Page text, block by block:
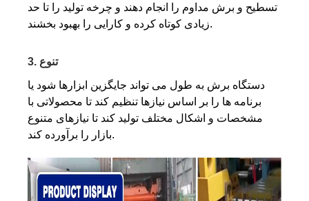
تسطیح و برش مداوم را انجام دهند و چرخه تولید را تا حد
زیادی کوتاه کرده و کارایی را بهبود بخشند.
3. تنوع
دستگاه برش به طول می تواند جایگزین ابزارها شود یا
برنامه ها را بر اساس نیازها تنظیم کند تا محصولاتی با
مشخصات و اشکال مختلف تولید کند تا نیازهای متنوع
بازار را برآورده کند.